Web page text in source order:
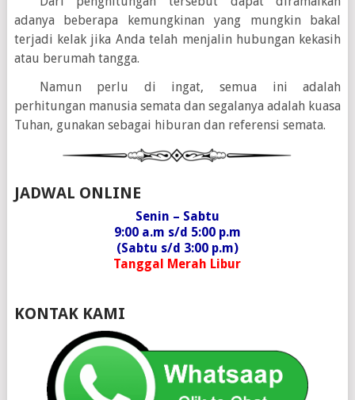
adanya beberapa kemungkinan yang mungkin bakal
terjadi kelak jika Anda telah menjalin hubungan kekasih
atau berumah tangga.
Namun perlu di ingat, semua ini adalah
perhitungan manusia semata dan segalanya adalah kuasa
Tuhan, gunakan sebagai hiburan dan referensi semata.
JADWAL ONLINE
Senin – Sabtu
9:00 a.m s/d 5:00 p.m
(Sabtu s/d 3:00 p.m)
Tanggal Merah Libur
KONTAK KAMI